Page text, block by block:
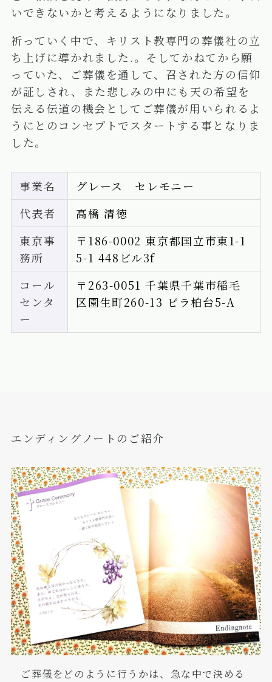
いできないかと考えるようになりました。
祈っていく中で、キリスト教専門の葬儀社の立
ち上げに導かれました.。そしてかねてから願
っていた、ご葬儀を通して、召された方の信仰
が証しされ、また悲しみの中にも天の希望を
伝える伝道の機会としてご葬儀が用いられるよ
うにとのコンセプトでスタートする事となりま
した。
事業名
グレース セレモニー
代表者
高橋 清徳
東京事
務所
〒186-0002 東京都国立市東1-1
5-1 448ビル3f
コール
センタ
ー
〒263-0051 千葉県千葉市稲毛
区園生町260-13 ビラ柏台5-A
エンディングノートのご紹介
ご葬儀をどのように行うかは、急な中で決める